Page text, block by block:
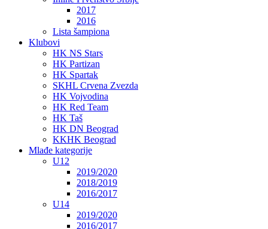
2017
2016
Lista šampiona
Klubovi
HK NS Stars
HK Partizan
HK Spartak
SKHL Crvena Zvezda
HK Vojvodina
HK Red Team
HK Taš
HK DN Beograd
KKHK Beograd
Mlađe kategorije
U12
2019/2020
2018/2019
2016/2017
U14
2019/2020
2016/2017